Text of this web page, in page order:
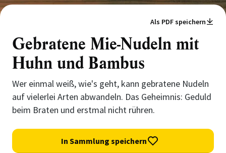
Als PDF speichern
Gebratene Mie-Nudeln mit
Huhn und Bambus
Wer einmal weiß, wie's geht, kann gebratene Nudeln
auf vielerlei Arten abwandeln. Das Geheimnis: Geduld
beim Braten und erstmal nicht rühren.
In Sammlung speichern